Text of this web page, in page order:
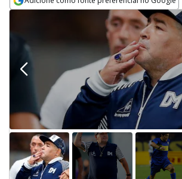
Opens in new window